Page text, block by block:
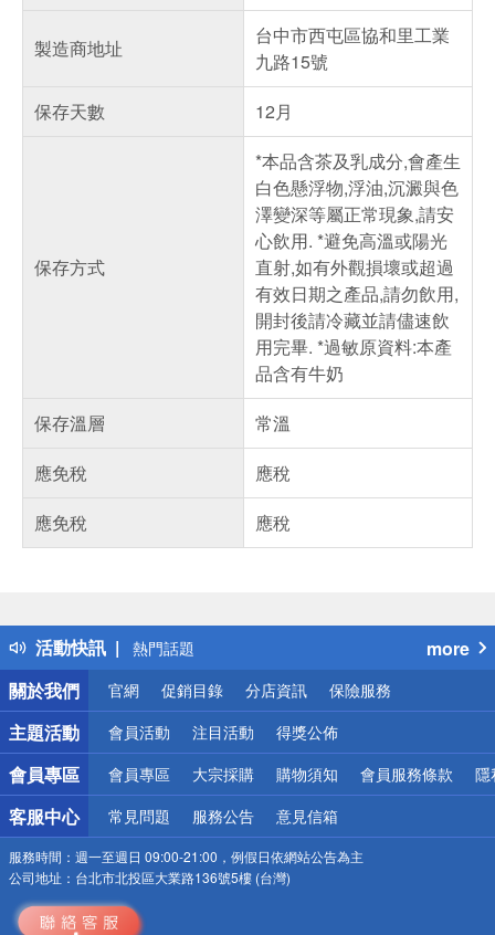
製造商地址
台中市西屯區協和里工業
九路15號
保存天數
12月
保存方式
*本品含茶及乳成分,會產生
白色懸浮物,浮油,沉澱與色
澤變深等屬正常現象,請安
心飲用. *避免高溫或陽光
直射,如有外觀損壞或超過
有效日期之產品,請勿飲用,
開封後請冷藏並請儘速飲
用完畢. *過敏原資料:本產
品含有牛奶
保存溫層
常溫
應免稅
應稅
應免稅
應稅
活動快訊
得獎公告
熱門話題
銀行優惠
偏遠地區配送
詐騙網頁！請小心！
more
關於我們
官網 促銷目錄 分店資訊 保險服務
主題活動 會員活動 注目活動 得獎公佈
會員專區 會員專區 大宗採購 購物須知 會員服務條款 隱
客服中心 常見問題 服務公告 意見信箱
服務時間： 週一至週日 09:00-21:00，例假日依網站公告為主
公司地址： 台北市北投區大業路136號5樓 (台灣)